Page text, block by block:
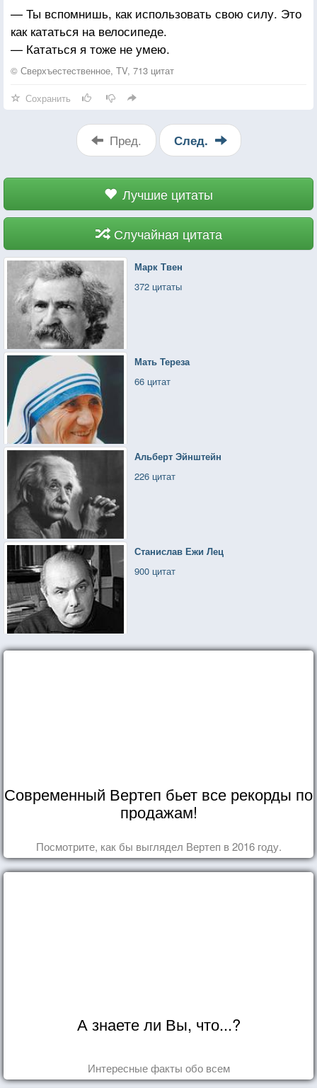
— Ты вспомнишь, как использовать свою силу. Это
как кататься на велосипеде.
— Кататься я тоже не умею.
© Сверхъестественное, TV, 713 цитат
Сохранить
Пред. След.
Лучшие цитаты
Случайная цитата
Марк Твен
372 цитаты
Мать Тереза
66 цитат
Альберт Эйнштейн
226 цитат
Станислав Ежи Лец
900 цитат
Современный Вертеп бьет все рекорды по
продажам!
Посмотрите, как бы выглядел Вертеп в 2016 году.
А знаете ли Вы, что...?
Интересные факты обо всем